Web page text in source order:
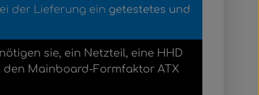
der Lieferung ein getestetes und
sie, ein Netzteil, eine HHD
den Mainboard-Formfaktor ATX